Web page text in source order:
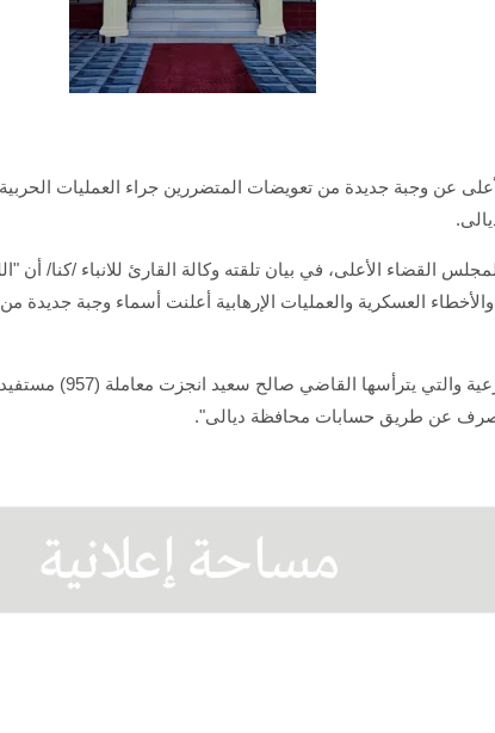
عن وجبة جديدة من تعويضات المتضررين جراء العمليات الحربية
القضاء الأعلى، في بيان تلقته وكالة القارئ للانباء /كنا/ أن
وأضاف أن "اللجنة
عن طريق حسابات محافظة ديالى".